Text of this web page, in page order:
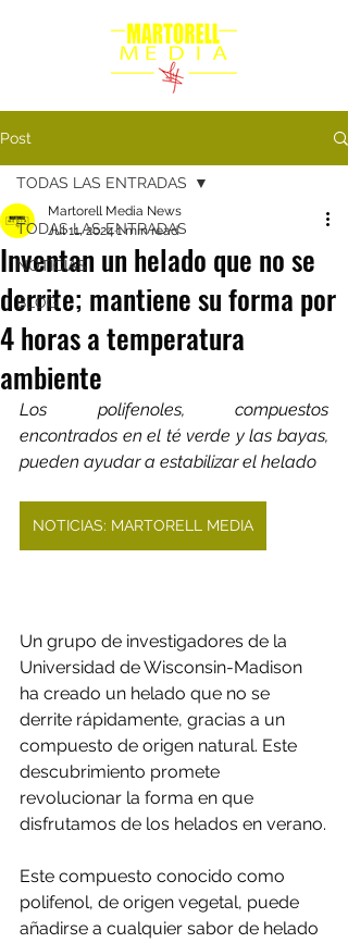
Post
TODAS LAS ENTRADAS
NOTICIAS
BLOG
TODAS LAS ENTRADAS
Inventan un helado que no se
derrite; mantiene su forma por
4 horas a temperatura
ambiente
Martorell Media News
Jul 11, 20241 min read
Los polifenoles, compuestos
encontrados en el té verde y las bayas,
pueden ayudar a estabilizar el helado
NOTICIAS: MARTORELL MEDIA
Un grupo de investigadores de la
Universidad de Wisconsin-Madison
ha creado un helado que no se
derrite rápidamente, gracias a un
compuesto de origen natural. Este
descubrimiento promete
revolucionar la forma en que
disfrutamos de los helados en verano.
Este compuesto conocido como
polifenol, de origen vegetal, puede
añadirse a cualquier sabor de helado